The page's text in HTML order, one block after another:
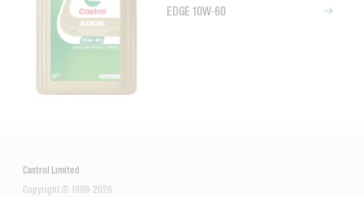
EDGE 10W-60
Castrol Limited
Copyright © 1999-2026